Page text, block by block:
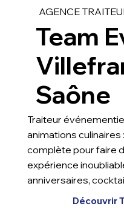
AGENCE
Team
Saône
Traiteur
animations
complète pour faire
expérience
anniversaires,
Découvrir